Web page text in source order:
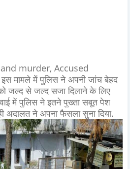
murder, Accused
मामले में पुलिस ने अपनी जांच बेहद
जल्द से जल्द सजा दिलाने के लिए
में पुलिस ने इतने पुख्ता सबूत पेश
अदालत ने अपना फैसला सुना दिया.